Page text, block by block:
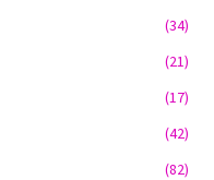
(34)
(21)
(17)
(42)
(82)